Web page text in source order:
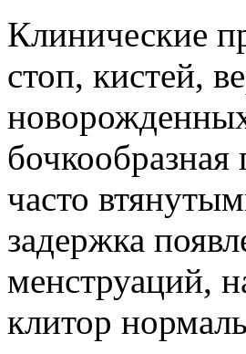
Клинические
стоп, кистей,
часто
задержка
менструаций,
клитор